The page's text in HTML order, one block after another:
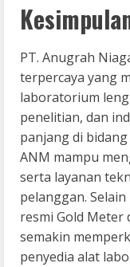
PT. Anugrah
terpercaya yang
laboratorium
penelitian, dan
panjang di
ANM mampu
serta layanan
pelanggan.
resmi Gold Meter
semakin
penyedia alat